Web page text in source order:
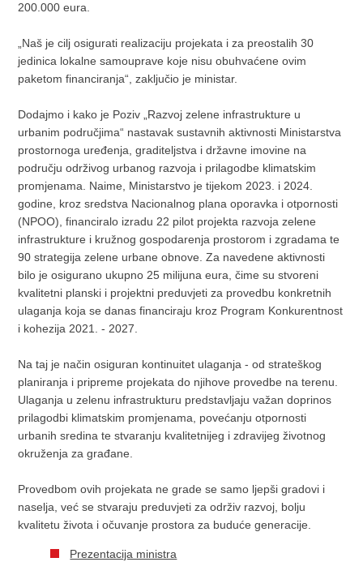
200.000 eura.
„Naš je cilj osigurati realizaciju projekata i za preostalih 30
jedinica lokalne samouprave koje nisu obuhvaćene ovim
paketom financiranja“, zaključio je ministar.
Dodajmo i kako je Poziv „Razvoj zelene infrastrukture u
urbanim područjima“ nastavak sustavnih aktivnosti Ministarstva
prostornoga uređenja, graditeljstva i državne imovine na
području održivog urbanog razvoja i prilagodbe klimatskim
promjenama. Naime, Ministarstvo je tijekom 2023. i 2024.
godine, kroz sredstva Nacionalnog plana oporavka i otpornosti
(NPOO), financiralo izradu 22 pilot projekta razvoja zelene
infrastrukture i kružnog gospodarenja prostorom i zgradama te
90 strategija zelene urbane obnove. Za navedene aktivnosti
bilo je osigurano ukupno 25 milijuna eura, čime su stvoreni
kvalitetni planski i projektni preduvjeti za provedbu konkretnih
ulaganja koja se danas financiraju kroz Program Konkurentnost
i kohezija 2021. - 2027.
Na taj je način osiguran kontinuitet ulaganja - od strateškog
planiranja i pripreme projekata do njihove provedbe na terenu.
Ulaganja u zelenu infrastrukturu predstavljaju važan doprinos
prilagodbi klimatskim promjenama, povećanju otpornosti
urbanih sredina te stvaranju kvalitetnijeg i zdravijeg životnog
okruženja za građane.
Provedbom ovih projekata ne grade se samo ljepši gradovi i
naselja, već se stvaraju preduvjeti za održiv razvoj, bolju
kvalitetu života i očuvanje prostora za buduće generacije.
Prezentacija ministra